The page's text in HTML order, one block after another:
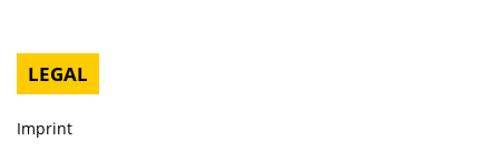
LEGAL
Imprint